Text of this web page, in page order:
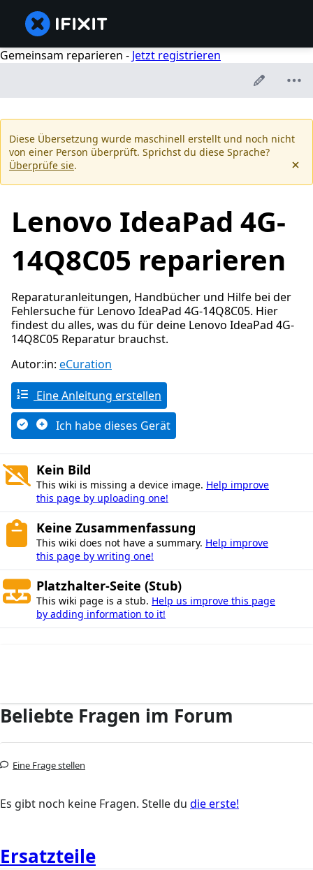
Gemeinsam reparieren - Jetzt registrieren
Diese Übersetzung wurde maschinell erstellt und noch nicht
von einer Person überprüft. Sprichst du diese Sprache?
Überprüfe sie.
Lenovo IdeaPad 4G-
14Q8C05 reparieren
Reparaturanleitungen, Handbücher und Hilfe bei der
Fehlersuche für Lenovo IdeaPad 4G-14Q8C05. Hier
findest du alles, was du für deine Lenovo IdeaPad 4G-
14Q8C05 Reparatur brauchst.
Autor:in: eCuration
Eine Anleitung erstellen
Ich habe dieses Gerät
Kein Bild
This wiki is missing a device image. Help improve
this page by uploading one!
Keine Zusammenfassung
This wiki does not have a summary. Help improve
this page by writing one!
Platzhalter-Seite (Stub)
This wiki page is a stub. Help us improve this page
by adding information to it!
Beliebte Fragen im Forum
Eine Frage stellen
Es gibt noch keine Fragen. Stelle du die erste!
Ersatzteile